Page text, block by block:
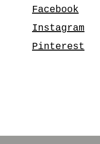
Facebook
Instagram
Pinterest